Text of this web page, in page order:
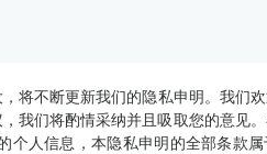
将不断更新我们的隐私申明。我们
我们将酌情采纳并且吸取您的意见
个人信息，本隐私申明的全部条款